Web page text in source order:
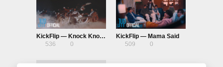
KickFlip — Knock Knock
536
0
KickFlip — Mama Said
509
0